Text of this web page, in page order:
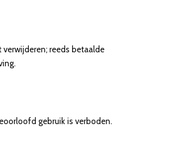
reeds betaalde
gebruik is verboden.